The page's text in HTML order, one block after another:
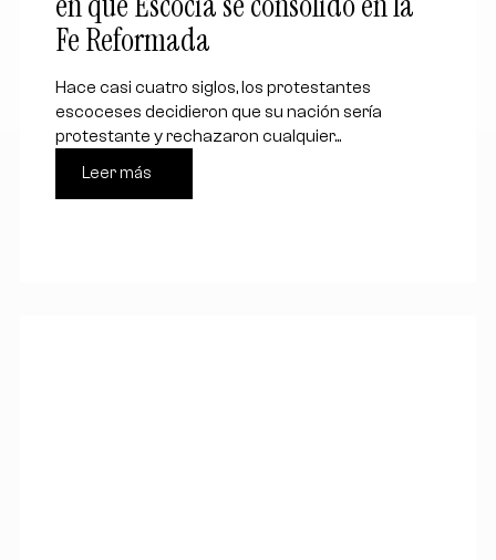
Fe Reformada
Hace casi cuatro siglos, los protestantes
escoceses decidieron que su nación sería
protestante y rechazaron cualquier...
Leer más